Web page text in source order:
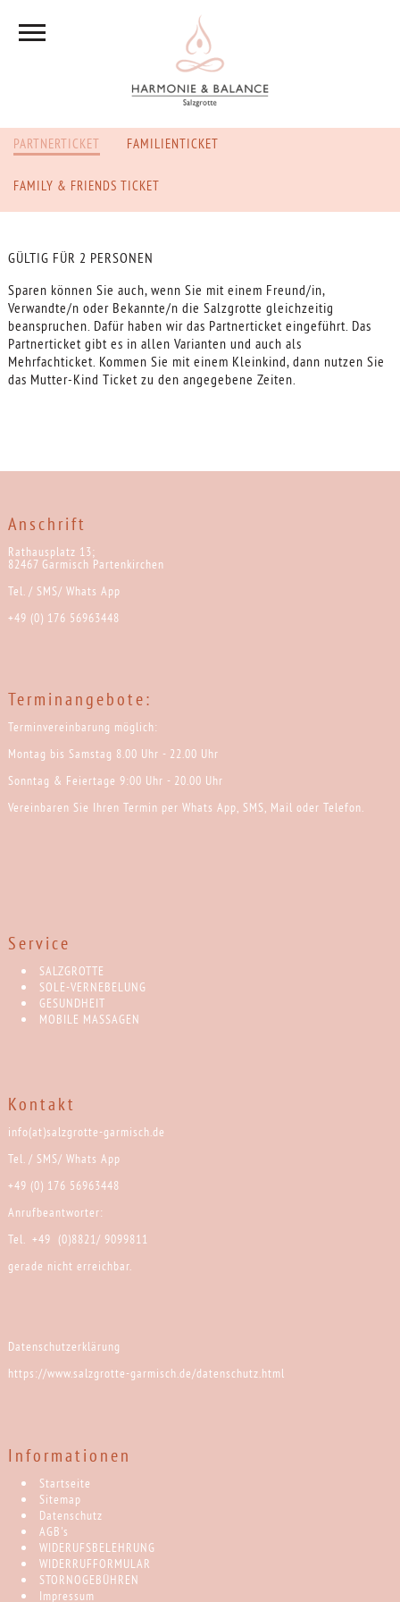
PARTNERTICKET FAMILIENTICKET
FAMILY & FRIENDS TICKET
GÜLTIG FÜR 2 PERSONEN
Sparen können Sie auch, wenn Sie mit einem Freund/in,
Verwandte/n oder Bekannte/n die Salzgrotte gleichzeitig
beanspruchen. Dafür haben wir das Partnerticket eingeführt. Das
Partnerticket gibt es in allen Varianten und auch als
Mehrfachticket. Kommen Sie mit einem Kleinkind, dann nutzen Sie
das Mutter-Kind Ticket zu den angegebene Zeiten.
Anschrift
Rathausplatz 13;
82467 Garmisch Partenkirchen
Tel. / SMS/ Whats App
+49 (0) 176 56963448
Terminangebote:
Terminvereinbarung möglich:
Montag bis Samstag 8.00 Uhr - 22.00 Uhr
Sonntag & Feiertage 9:00 Uhr - 20.00 Uhr
Vereinbaren Sie Ihren Termin per Whats App, SMS, Mail oder Telefon.
Service
SALZGROTTE
SOLE-VERNEBELUNG
GESUNDHEIT
MOBILE MASSAGEN
Kontakt
info(at)salzgrotte-garmisch.de
Tel. / SMS/ Whats App
+49 (0) 176 56963448
Anrufbeantworter:
Tel. +49 (0)8821/ 9099811
gerade nicht erreichbar.
Datenschutzerklärung
https://www.salzgrotte-garmisch.de/datenschutz.html
Informationen
Startseite
Sitemap
Datenschutz
AGB's
WIDERUFSBELEHRUNG
WIDERRUFFORMULAR
STORNOGEBÜHREN
Impressum